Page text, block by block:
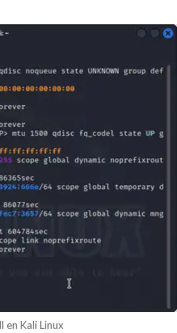
en Kali Linux